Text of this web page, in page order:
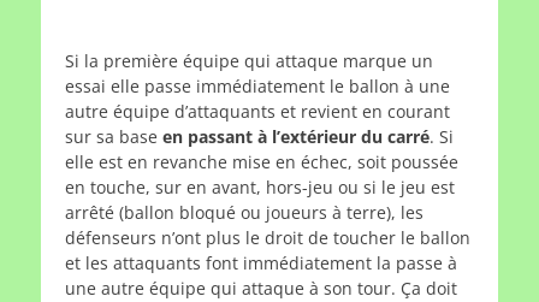
Si la première équipe qui attaque marque un
essai elle passe immédiatement le ballon à une
autre équipe d’attaquants et revient en courant
sur sa base en passant à l’extérieur du carré. Si
elle est en revanche mise en échec, soit poussée
en touche, sur en avant, hors-jeu ou si le jeu est
arrêté (ballon bloqué ou joueurs à terre), les
défenseurs n’ont plus le droit de toucher le ballon
et les attaquants font immédiatement la passe à
une autre équipe qui attaque à son tour. Ça doit